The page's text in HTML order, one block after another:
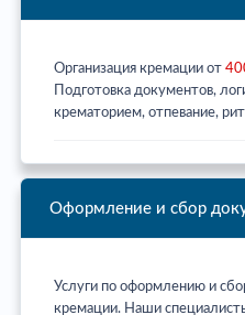
Организация кремации от
Подготовка документов,
крематорием, отпевание,
Оформление и сбор
Услуги по оформлению и
кремации. Наши